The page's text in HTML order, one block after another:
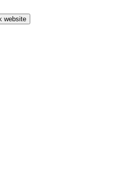
website